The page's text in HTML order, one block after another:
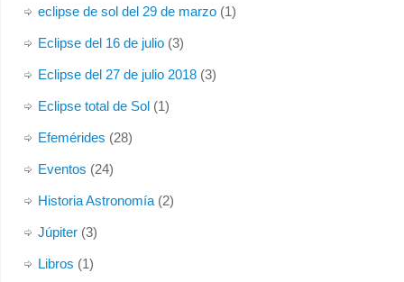
eclipse de sol del 29 de marzo(1)
Eclipse del 16 de julio(3)
Eclipse del 27 de julio 2018(3)
Eclipse total de Sol(1)
Efemérides (28)
Eventos (24)
Historia Astronomía(2)
Júpiter(3)
Libros (1)